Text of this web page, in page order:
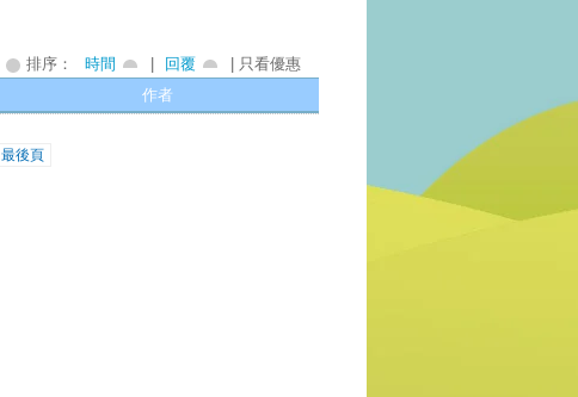
排序： 時間 回覆
| 只看優惠
作者
最後頁